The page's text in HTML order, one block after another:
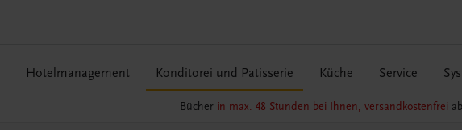
Hotelmanagement Konditorei und Patisserie Küche Service
Bücher in max. 48 Stunden bei Ihnen, versandkostenfrei